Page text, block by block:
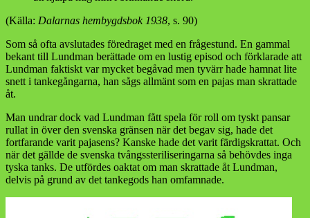
(Källa: Dalarnas hembygdsbok 1938, s. 90)
Som så ofta avslutades föredraget med en frågestund. En gammal
bekant till Lundman berättade om en lustig episod och förklarade att
Lundman faktiskt var mycket begåvad men tyvärr hade hamnat lite
snett i tankegångarna, han sågs allmänt som en pajas man skrattade
åt.
Man undrar dock vad Lundman fått spela för roll om tyskt pansar
rullat in över den svenska gränsen när det begav sig, hade det
fortfarande varit pajasens? Kanske hade det varit färdigskrattat. Och
när det gällde de svenska tvångssteriliseringarna så behövdes inga
tyska tanks. De utfördes oaktat om man skrattade åt Lundman,
delvis på grund av det tankegods han omfamnade.